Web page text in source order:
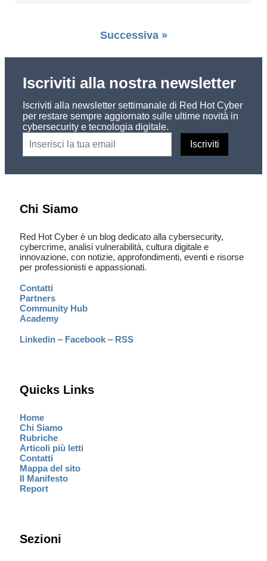
Successiva »
Iscriviti alla nostra newsletter
Iscriviti alla newsletter settimanale di Red Hot Cyber
per restare sempre aggiornato sulle ultime novità in
cybersecurity e tecnologia digitale.
Chi Siamo
Red Hot Cyber è un blog dedicato alla cybersecurity,
cybercrime, analisi vulnerabilità, cultura digitale e
innovazione, con notizie, approfondimenti, eventi e risorse
per professionisti e appassionati.
Contatti
Partners
Community Hub
Academy
Linkedin – Facebook – RSS
Quicks Links
Home
Chi Siamo
Rubriche
Articoli più letti
Contatti
Mappa del sito
Il Manifesto
Report
Sezioni